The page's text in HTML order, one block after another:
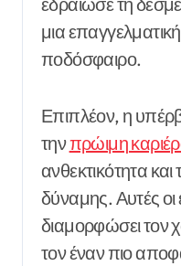
μια
ποδόσφαιρο.
Επιπλέον, η
τηνπρώιμη
ανθεκτικότητα
δύναμης. Αυτές οι
διαμορφώσει τον
τον έναν πιο